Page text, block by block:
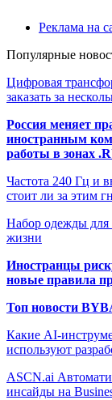
Реклама на
Популярные
Цифровая
заказать за
Россия меняет
иностранным
работы в зонах
Частота 240 Гц и
стоит ли за этим
Набор одежды для
жизни
Иностранцы
новые правила
Топ новости
Какие AI-
используют
ASCN.ai
инсайды на